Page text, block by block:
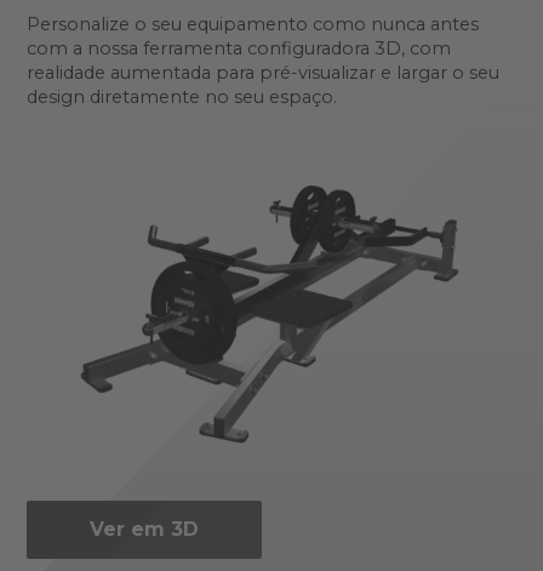
Personalize o seu equipamento como nunca antes
com a nossa ferramenta configuradora 3D, com
realidade aumentada para pré-visualizar e largar o seu
design diretamente no seu espaço.
Ver em 3D